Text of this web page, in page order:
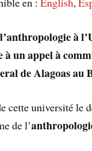
à
à un appel à
de Alagoas au
cette université le
de l’